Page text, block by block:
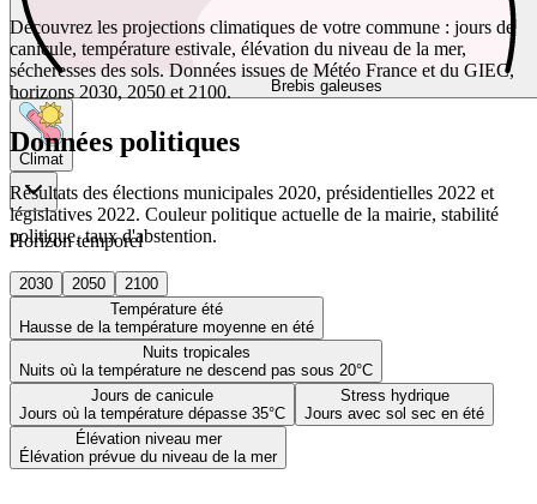
Brebis galeuses
Climat
Horizon temporel
2030 2050
2100
Température été
Hausse de la température moyenne en été
Nuits tropicales
Nuits où la température ne descend pas sous 20°C
Jours de canicule
Jours où la température dépasse 35°C
Stress hydrique
Jours avec sol sec en été
Élévation niveau mer
Élévation prévue du niveau de la mer
Découvrez les projections climatiques de votre commune : jours de
canicule, température estivale, élévation du niveau de la mer,
sécheresses des sols. Données issues de Météo France et du GIEC,
horizons 2030, 2050 et 2100.
Données politiques
Résultats des élections municipales 2020, présidentielles 2022 et
législatives 2022. Couleur politique actuelle de la mairie, stabilité
politique, taux d'abstention.